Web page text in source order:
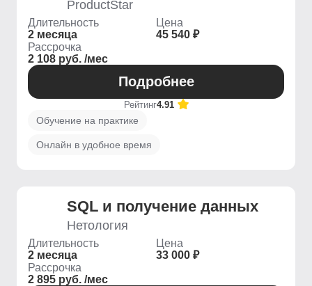
ProductStar
Длительность
2 месяца
Цена
45 540 ₽
Рассрочка
2 108 руб. /мес
Подробнее
Рейтинг4.91
Обучение на практике
Онлайн в удобное время
SQL и получение данных
Нетология
Длительность
2 месяца
Цена
33 000 ₽
Рассрочка
2 895 руб. /мес